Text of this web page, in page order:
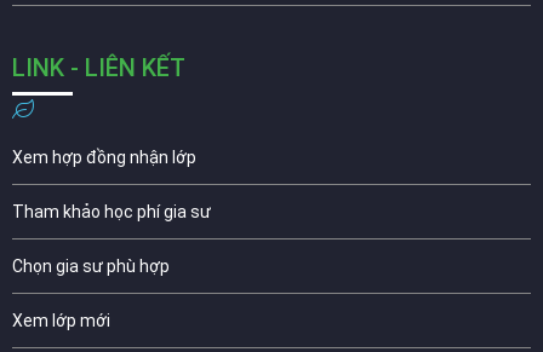
LINK - LIÊN KẾT
Xem hợp đồng nhận lớp
Tham khảo học phí gia sư
Chọn gia sư phù hợp
Xem lớp mới